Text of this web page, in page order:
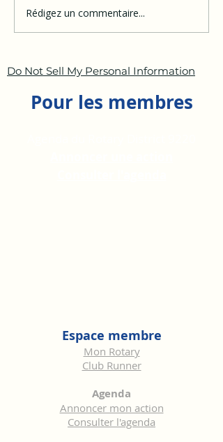
Rotary et Rotaract
Clubs de Madagascar :
Rédigez un commentaire...
Do Not Sell My Personal Information
Pour les membres
Espace membre
Mon Rotary
Club Runner
Agenda
Annoncer mon action
Consulter l'agenda